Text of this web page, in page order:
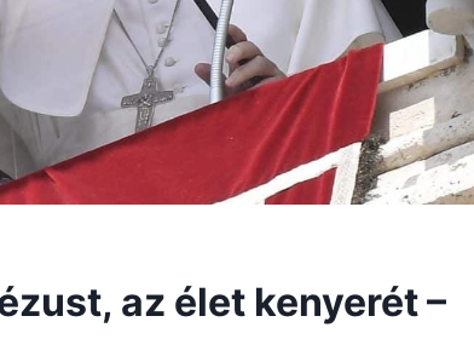
az élet kenyerét –